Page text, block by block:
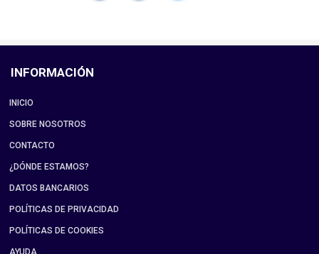
INFORMACIÓN
INICIO
SOBRE NOSOTROS
CONTACTO
¿DÓNDE ESTAMOS?
DATOS BANCARIOS
POLÍTICAS DE PRIVACIDAD
POLÍTICAS DE COOKIES
AYUDA